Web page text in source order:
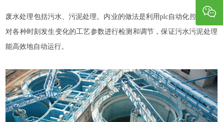
废水处理包括污水、污泥处理。内业的做法是利用plc自动化控制系统
对各种时刻发生变化的工艺参数进行检测和调节，保证污水污泥处理
能高效地自动运行。